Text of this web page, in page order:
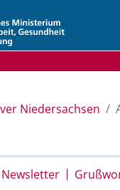
Niedersachsen
Newsletter